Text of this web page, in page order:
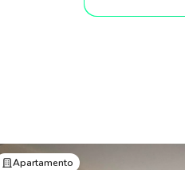
Apartamento